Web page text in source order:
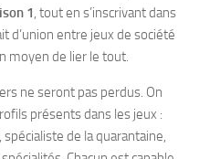
1, tout en s’inscrivant dans
d’union entre jeux de société
moyen de lier le tout.
ne seront pas perdus. On
présents dans les jeux :
de la quarantaine,